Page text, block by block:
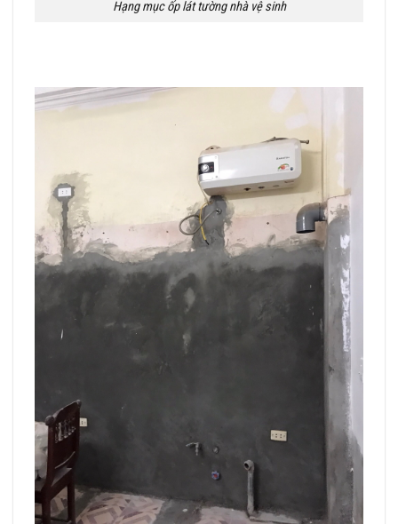
Hạng mục ốp lát tường nhà vệ sinh